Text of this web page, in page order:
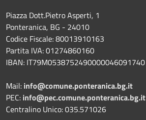
Piazza Dott.Pietro Asperti, 1
Ponteranica, BG - 24010
Codice Fiscale: 80013910163
Partita IVA: 01274860160
IBAN: IT79M0538752490000046091740
Mail: info@comune.ponteranica.bg.it
PEC: info@pec.comune.ponteranica.bg.it
Centralino Unico: 035.571026